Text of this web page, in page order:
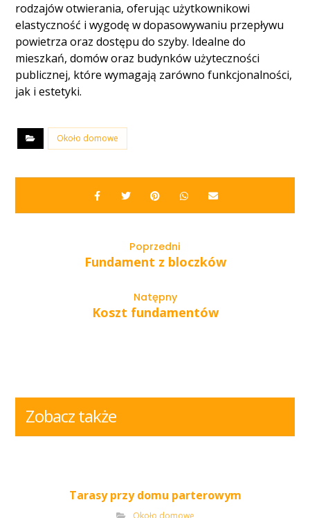
rodzajów otwierania, oferując użytkownikowi
elastyczność i wygodę w dopasowywaniu przepływu
powietrza oraz dostępu do szyby. Idealne do
mieszkań, domów oraz budynków użyteczności
publicznej, które wymagają zarówno funkcjonalności,
jak i estetyki.
Około domowe
Poprzedni
Fundament z bloczków
Natępny
Koszt fundamentów
Zobacz także
Tarasy przy domu parterowym
Około domowe